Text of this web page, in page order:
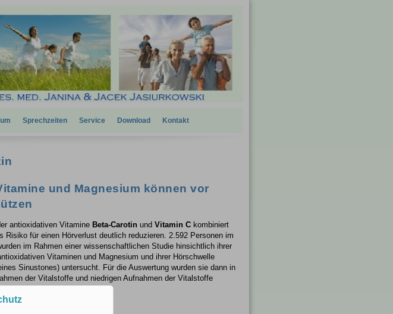
Sprechzeiten Service Download Kontakt
und Magnesium können vor
antioxidativen Vitamine Beta-Carotin und Vitamin C kombiniert
Risiko für einen Hörverlust deutlich reduzieren. 2.592 Personen im
im Rahmen einer wissenschaftlichen Studie hinsichtlich ihrer
Vitaminen und Magnesium und ihrer Hörschwelle
Sinustones) untersucht. Für die Auswertung wurden sie dann in
der Vitalstoffe und niedrigen Aufnahmen der Vitalstoffe